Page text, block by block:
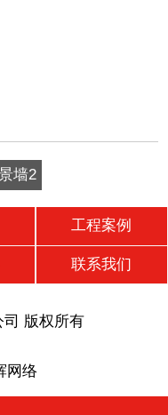
墙2
工程案例
联系我们
司 版权所有
网络